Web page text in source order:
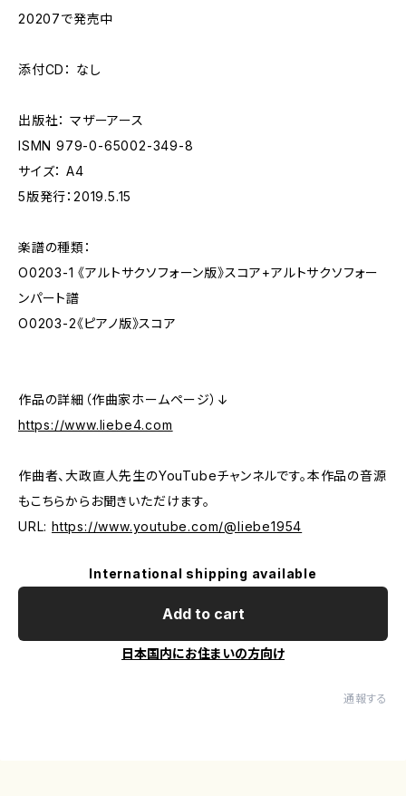
20207で発売中
添付CD： なし
出版社： マザーアース
ISMN 979-0-65002-349-8
サイズ： A4
5版発行：2019.5.15
楽譜の種類：
O0203-1 《アルトサクソフォーン版》スコア+アルトサクソフォー
ンパート譜
O0203-2《ピアノ版》スコア
作品の詳細（作曲家ホームページ）↓
https://www.liebe4.com
作曲者、大政直人先生のYouTubeチャンネルです。本作品の音源
もこちらからお聞きいただけます。
URL: https://www.youtube.com/@liebe1954
International shipping available
Add to cart
日本国内にお住まいの方向け
通報する